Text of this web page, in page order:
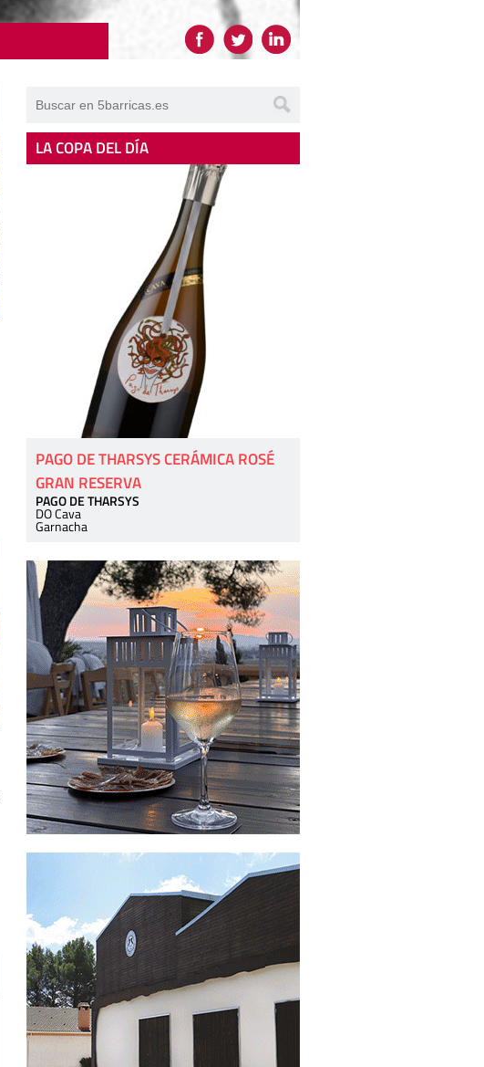
LA COPA DEL DÍA
PAGO DE THARSYS CERÁMICA ROSÉ
GRAN RESERVA
PAGO DE THARSYS
DO Cava
Garnacha